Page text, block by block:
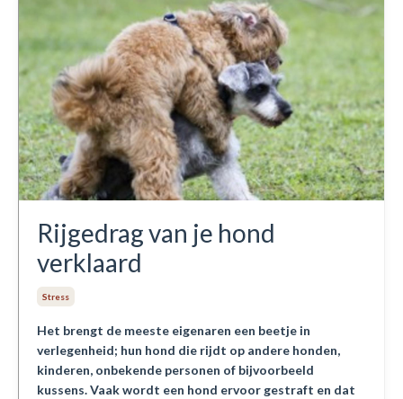
Rijgedrag van je hond
verklaard
Stress
Het brengt de meeste eigenaren een beetje in
verlegenheid; hun hond die rijdt op andere honden,
kinderen, onbekende personen of bijvoorbeeld
kussens. Vaak wordt een hond ervoor gestraft en dat